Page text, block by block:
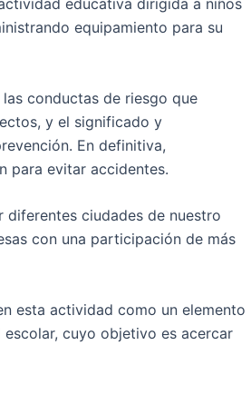
educativa dirigida a niños
equipamiento para su
conductas de riesgo que
y el significado y
En definitiva,
para evitar accidentes.
diferentes ciudades de nuestro
con una participación de más
esta actividad como un elemento
cuyo objetivo es acercar